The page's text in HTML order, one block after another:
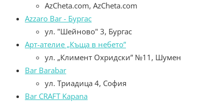
AzCheta.com, AzCheta.com
Azzaro Bar - Бургас
ул. "Шейново" 3, Бургас
Aрт-ателие „Къща в небето”
ул. „Климент Охридски” №11, Шумен
Bar Barabar
ул. Триадица 4, София
Bar CRAFT Kapana